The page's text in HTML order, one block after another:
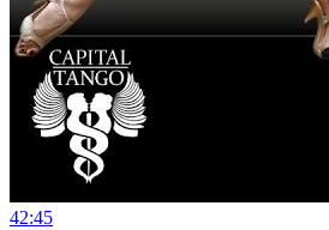
42:45